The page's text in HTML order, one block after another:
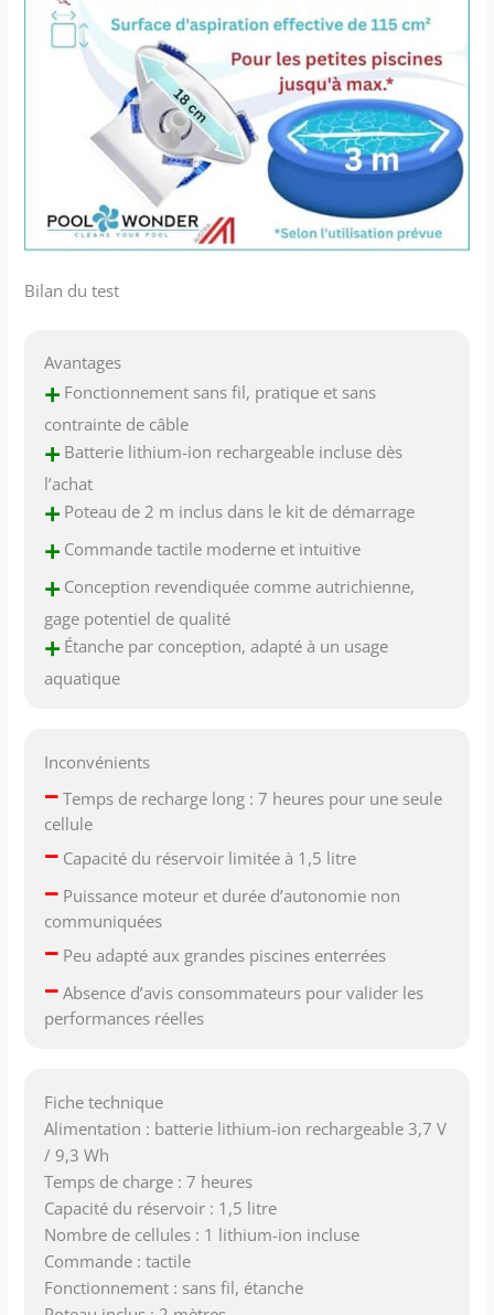
Bilan du test
Avantages
+ Fonctionnement sans fil, pratique et sans
contrainte de câble
+ Batterie lithium-ion rechargeable incluse dès
l’achat
+ Poteau de 2 m inclus dans le kit de démarrage
+ Commande tactile moderne et intuitive
+ Conception revendiquée comme autrichienne,
gage potentiel de qualité
+ Étanche par conception, adapté à un usage
aquatique
Inconvénients
– Temps de recharge long : 7 heures pour une seule
cellule
– Capacité du réservoir limitée à 1,5 litre
– Puissance moteur et durée d’autonomie non
communiquées
– Peu adapté aux grandes piscines enterrées
– Absence d’avis consommateurs pour valider les
performances réelles
Fiche technique
Alimentation : batterie lithium-ion rechargeable 3,7 V
/ 9,3 Wh
Temps de charge : 7 heures
Capacité du réservoir : 1,5 litre
Nombre de cellules : 1 lithium-ion incluse
Commande : tactile
Fonctionnement : sans fil, étanche